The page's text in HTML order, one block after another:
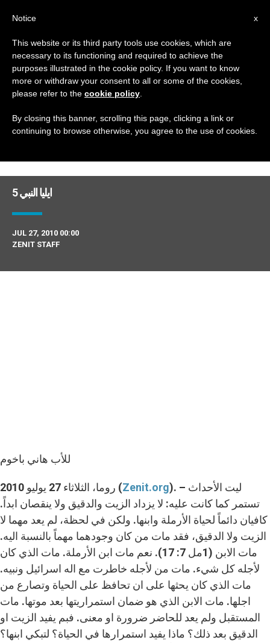
DAY
July 27th, 2010
DERNIÈRES NOUVELLES
ايليا النبي 5
JUL 27, 2010 00:00
ZENIT STAFF
للأب هاني باخوم
روما، الثلاثاء 27 يوليو 2010 (Zenit.org). – ليت الأحداث
تستمر كما كانت عليه: لا يزداد الزيت والدقيق ولا ينقصان ابداً.
كافيان دائماً لحياة الأرملة وابنها. ولكن في لحظة، لم يعد مهما لا
الزيت ولا الدقيق، فقد مات من كان وجودهما مهماً بالنسبة اليه.
مات الابن (1مل 7: 17). نعم مات ابن الأرملة. مات الذي كان
لأجله كل شيء. مات من لأجله خاطرت مع اله اسرائيل ونبيه.
مات الذي كان يحثها على ان تحافظ على الحياة وتصارع من
اجلها. مات الابن الذي هو ضمان استمراريتها بعد موتها. مات
المستقبل ولم يعد للحاضر ضرورة او معنى. فبم يفيد الزيت او
الدقيق بعد ذلك؟ ماذا يفيد استمرارها في الحياة؟ لتبكي ابنها؟
x
Notice
This website or its third party tools use cookies, which are
necessary to its functioning and required to achieve the
purposes illustrated in the cookie policy. If you want to know
more or withdraw your consent to all or some of the cookies,
please refer to the cookie policy
By closing this banner, scrolling this page, clicking a link or
continuing to browse otherwise, you agree to the use of cookies.